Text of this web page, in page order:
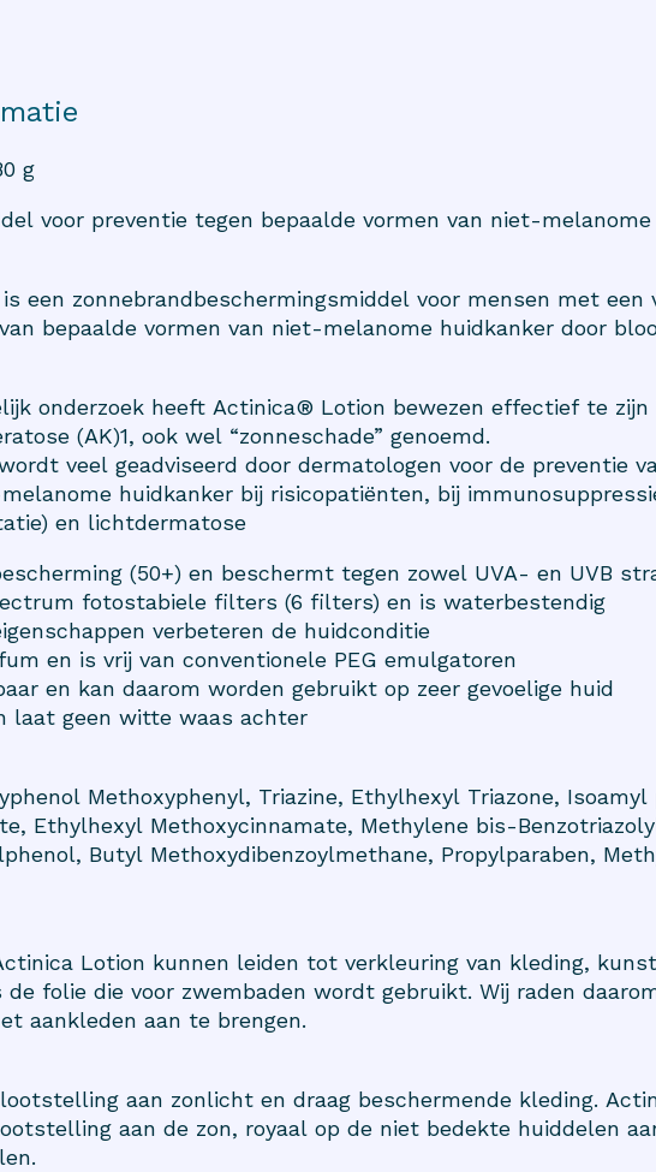
g
voor preventie tegen bepaalde vormen van niet-
een zonnebrandbeschermingsmiddel voor mensen met een
bepaalde vormen van niet-melanome huidkanker door
onderzoek heeft Actinica® Lotion bewezen effectief te zijn
(AK)1, ook wel “zonneschade” genoemd.
veel geadviseerd door dermatologen voor de preventie
huidkanker bij risicopatiënten, bij
en lichtdermatose
(50+) en beschermt tegen zowel UVA- en UVB
fotostabiele filters (6 filters) en is waterbestendig
verbeteren de huidconditie
en is vrij van conventionele PEG emulgatoren
en kan daarom worden gebruikt op zeer gevoelige huid
laat geen witte waas achter
Methoxyphenyl, Triazine, Ethylhexyl Triazone, Isoamyl
Ethylhexyl Methoxycinnamate, Methylene bis-
Butyl Methoxydibenzoylmethane, Propylparaben,
Lotion kunnen leiden tot verkleuring van kleding,
de folie die voor zwembaden wordt gebruikt. Wij raden
aankleden aan te brengen.
aan zonlicht en draag beschermende kleding.
aan de zon, royaal op de niet bedekte huiddelen